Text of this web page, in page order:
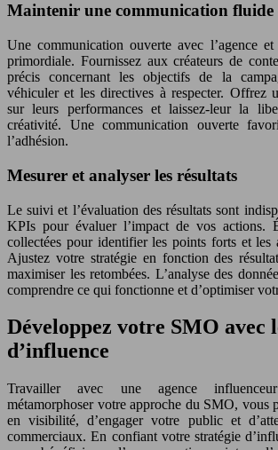
Maintenir une communication fluide
Une communication ouverte avec l’agence
primordiale. Fournissez aux créateurs de
précis concernant les objectifs de la
véhiculer et les directives à respecter. Offrez
sur leurs performances et laissez-leur la
créativité. Une communication ouverte
l’adhésion.
Mesurer et analyser les résultats
Le suivi et l’évaluation des résultats sont
KPIs pour évaluer l’impact de vos actions.
collectées pour identifier les points forts et les
Ajustez votre stratégie en fonction des
maximiser les retombées. L’analyse des
comprendre ce qui fonctionne et d’optimiser
Développez votre SMO avec
d’influence
Travailler avec une agence
métamorphoser votre approche du SMO, vous
en visibilité, d’engager votre public et
commerciaux. En confiant votre stratégie